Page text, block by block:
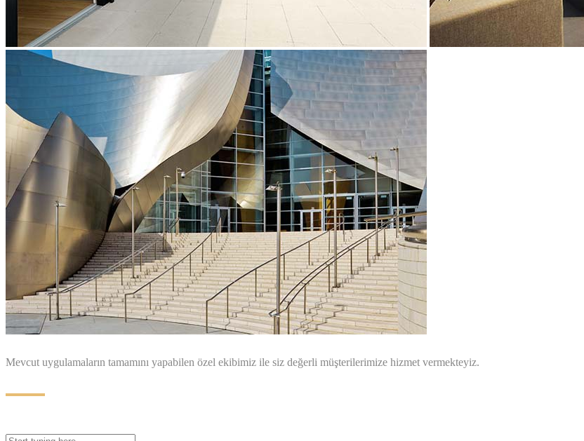
Mevcut uygulamaların tamamını yapabilen özel ekibimiz ile siz değerli müşterilerimize hizmet vermekteyiz.